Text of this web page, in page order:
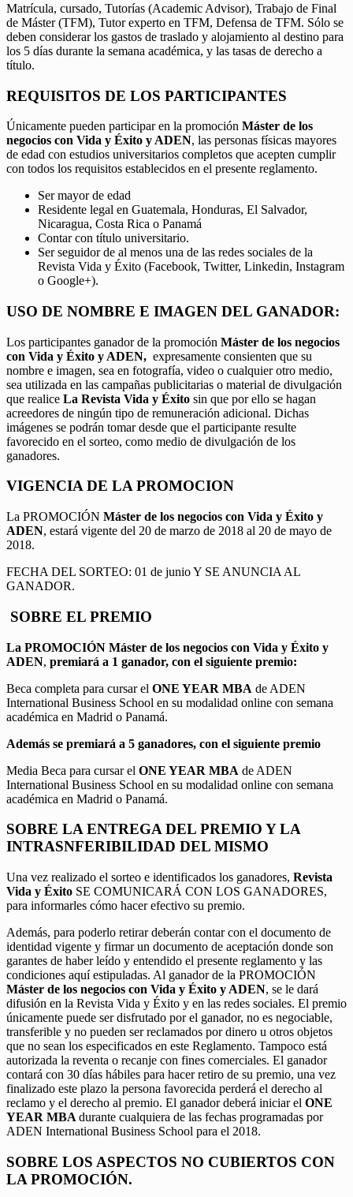
Matrícula, cursado, Tutorías (Academic Advisor), Trabajo de Final
de Máster (TFM), Tutor experto en TFM, Defensa de TFM. Sólo se
deben considerar los gastos de traslado y alojamiento al destino para
los 5 días durante la semana académica, y las tasas de derecho a
título.
REQUISITOS DE LOS PARTICIPANTES
Únicamente pueden participar en la promoción Máster de los
negocios con Vida y Éxito y ADEN, las personas físicas mayores
de edad con estudios universitarios completos que acepten cumplir
con todos los requisitos establecidos en el presente reglamento.
Ser mayor de edad
Residente legal en Guatemala, Honduras, El Salvador,
Nicaragua, Costa Rica o Panamá
Contar con título universitario.
Ser seguidor de al menos una de las redes sociales de la
Revista Vida y Éxito (Facebook, Twitter, Linkedin, Instagram
o Google+).
USO DE NOMBRE E IMAGEN DEL GANADOR:
Los participantes ganador de la promoción Máster de los negocios
con Vida y Éxito y ADEN, expresamente consienten que su
nombre e imagen, sea en fotografía, video o cualquier otro medio,
sea utilizada en las campañas publicitarias o material de divulgación
que realice La Revista Vida y Éxito sin que por ello se hagan
acreedores de ningún tipo de remuneración adicional. Dichas
imágenes se podrán tomar desde que el participante resulte
favorecido en el sorteo, como medio de divulgación de los
ganadores.
VIGENCIA DE LA PROMOCION
La PROMOCIÓN Máster de los negocios con Vida y Éxito y
ADEN, estará vigente del 20 de marzo de 2018 al 20 de mayo de
2018.
FECHA DEL SORTEO: 01 de junio Y SE ANUNCIA AL
GANADOR.
SOBRE EL PREMIO
La PROMOCIÓN Máster de los negocios con Vida y Éxito y
ADEN, premiará a 1 ganador, con el siguiente premio:
Beca completa para cursar el ONE YEAR MBA de ADEN
International Business School en su modalidad online con semana
académica en Madrid o Panamá.
Además se premiará a 5 ganadores, con el siguiente premio
Media Beca para cursar el ONE YEAR MBA de ADEN
International Business School en su modalidad online con semana
académica en Madrid o Panamá.
SOBRE LA ENTREGA DEL PREMIO Y LA
INTRASNFERIBILIDAD DEL MISMO
Una vez realizado el sorteo e identificados los ganadores, Revista
Vida y Éxito SE COMUNICARÁ CON LOS GANADORES,
para informarles cómo hacer efectivo su premio.
Además, para poderlo retirar deberán contar con el documento de
identidad vigente y firmar un documento de aceptación donde son
garantes de haber leído y entendido el presente reglamento y las
condiciones aquí estipuladas. Al ganador de la PROMOCIÓN
Máster de los negocios con Vida y Éxito y ADEN, se le dará
difusión en la Revista Vida y Éxito y en las redes sociales. El premio
únicamente puede ser disfrutado por el ganador, no es negociable,
transferible y no pueden ser reclamados por dinero u otros objetos
que no sean los especificados en este Reglamento. Tampoco está
autorizada la reventa o recanje con fines comerciales. El ganador
contará con 30 días hábiles para hacer retiro de su premio, una vez
finalizado este plazo la persona favorecida perderá el derecho al
reclamo y el derecho al premio. El ganador deberá iniciar el ONE
YEAR MBA durante cualquiera de las fechas programadas por
ADEN International Business School para el 2018.
SOBRE LOS ASPECTOS NO CUBIERTOS CON
LA PROMOCIÓN.